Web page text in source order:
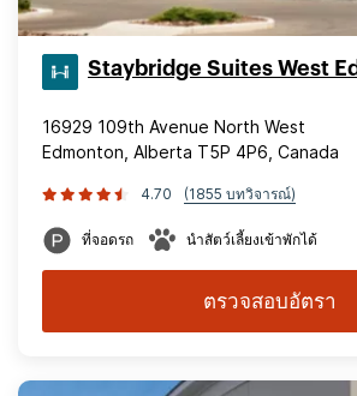
Staybridge Suites West
16929 109th Avenue North West
Edmonton, Alberta T5P 4P6, Canada
4.70 (1855 บทวิจารณ์)
ที่จอดรถ นำสัตว์เลี้ยงเข้าพักได้
ตรวจสอบอัตรา